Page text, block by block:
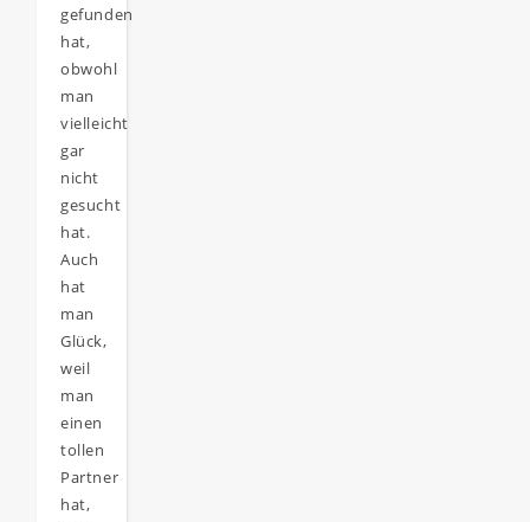
gefunden
hat,
obwohl
man
vielleicht
gar
nicht
gesucht
hat.
Auch
hat
man
Glück,
weil
man
einen
tollen
Partner
hat,